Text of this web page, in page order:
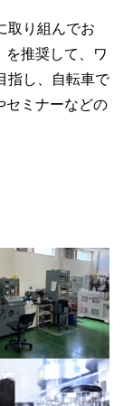
取り組んでお
を推奨して、ワ
指し、自転車で
セミナーなどの